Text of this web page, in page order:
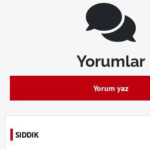
Yorumlar
Yorum yaz
SIDDIK